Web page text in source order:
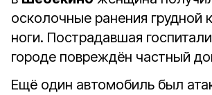
осколочные ранения грудной
ноги. Пострадавшая
городе повреждён частный
Ещё один автомобиль был